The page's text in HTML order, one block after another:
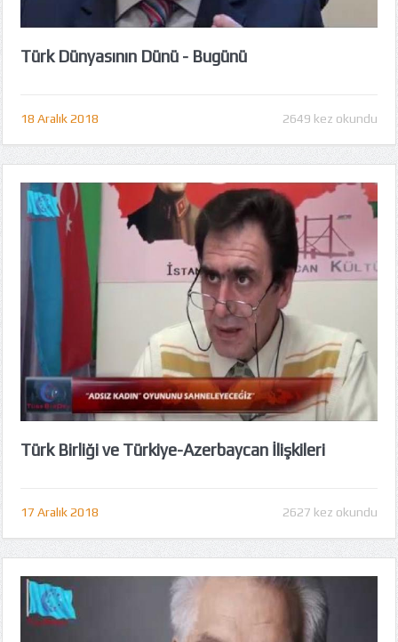
Türk Dünyasının Dünü - Bugünü
18 Aralık 2018 2649 kez okundu
Türk Birliği ve Türkiye-Azerbaycan İlişkileri
17 Aralık 2018 2627 kez okundu